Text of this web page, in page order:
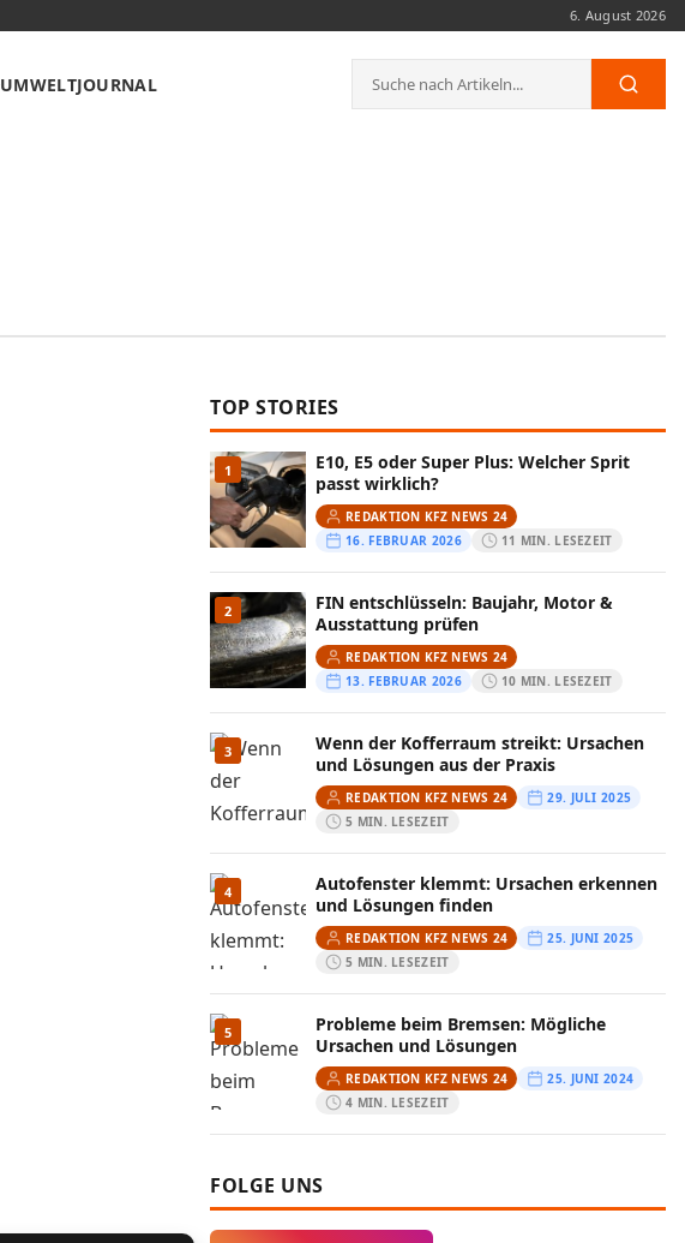
6. August 2026
UMWELTJOURNAL
Suche
nach:
TOP STORIES
1
E10, E5 oder Super Plus: Welcher Sprit
passt wirklich?
REDAKTION KFZ NEWS 24
16. FEBRUAR 2026
11 MIN. LESEZEIT
2
FIN entschlüsseln: Baujahr, Motor &
Ausstattung prüfen
REDAKTION KFZ NEWS 24
13. FEBRUAR 2026
10 MIN. LESEZEIT
3
Wenn der Kofferraum streikt: Ursachen
und Lösungen aus der Praxis
REDAKTION KFZ NEWS 24
29. JULI 2025
5 MIN. LESEZEIT
4
Autofenster klemmt: Ursachen erkennen
und Lösungen finden
REDAKTION KFZ NEWS 24
25. JUNI 2025
5 MIN. LESEZEIT
5
Probleme beim Bremsen: Mögliche
Ursachen und Lösungen
REDAKTION KFZ NEWS 24
25. JUNI 2024
4 MIN. LESEZEIT
FOLGE UNS